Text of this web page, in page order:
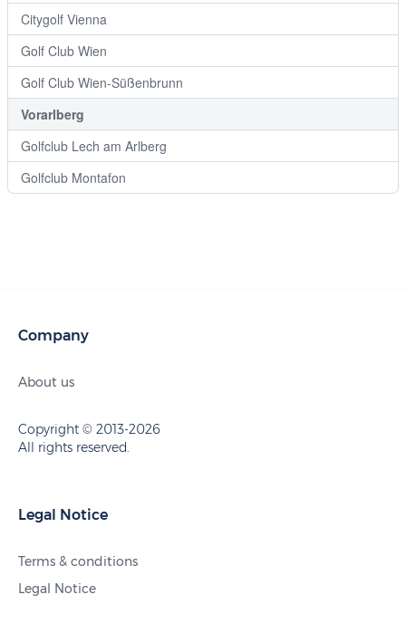
Citygolf Vienna
Golf Club Wien
Golf Club Wien-Süßenbrunn
Vorarlberg
Golfclub Lech am Arlberg
Golfclub Montafon
Company
About us
Copyright © 2013-2026
All rights reserved.
Legal Notice
Terms & conditions
Legal Notice